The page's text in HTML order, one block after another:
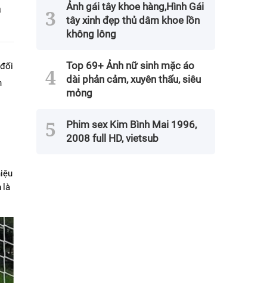
là
Ảnh gái tây khoe hàng,Hình Gái
tây xinh đẹp thủ dâm khoe lồn
không lông
Top 69+ Ảnh nữ sinh mặc áo
dài phản cảm, xuyên thấu, siêu
mỏng
Phim sex Kim Bình Mai 1996,
2008 full HD, vietsub